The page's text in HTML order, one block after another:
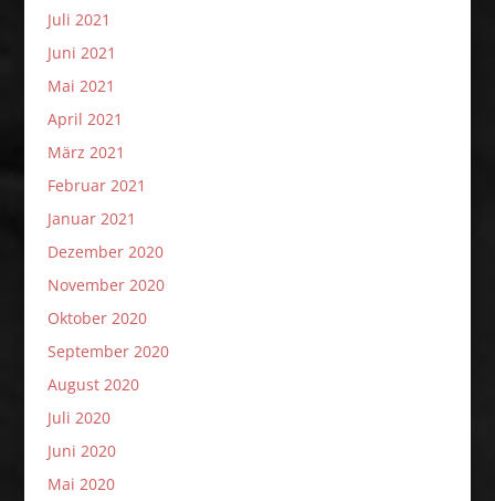
Juli 2021
Juni 2021
Mai 2021
April 2021
März 2021
Februar 2021
Januar 2021
Dezember 2020
November 2020
Oktober 2020
September 2020
August 2020
Juli 2020
Juni 2020
Mai 2020